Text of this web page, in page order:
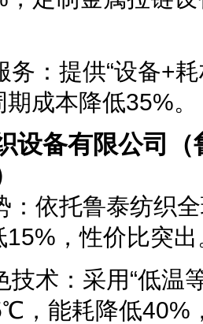
务：提供“设备+
成本降低35%。
设备有限公司
：依托鲁泰纺织
15%，性价比突出
技术：采用“低温
，能耗降低40%